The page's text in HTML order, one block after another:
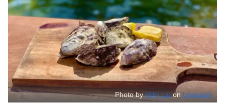
Photo byMilly Liuon Unsplash